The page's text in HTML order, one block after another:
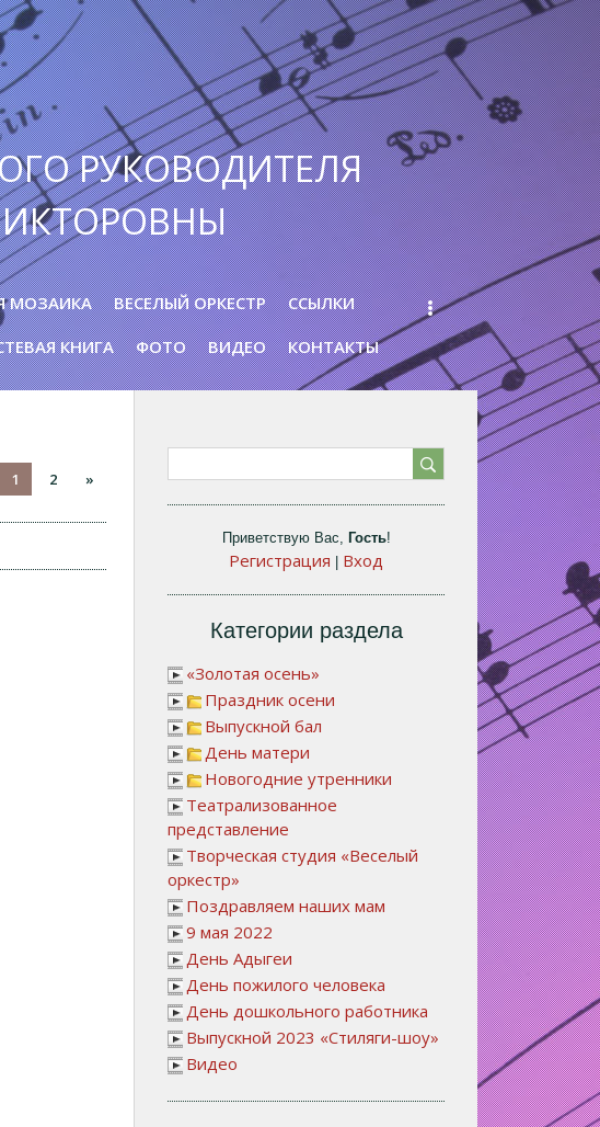
РУКОВОДИТЕЛЯ
МОЗАИКА ВЕСЕЛЫЙ ОРКЕСТР
ССЫЛКИ
КНИГА ФОТО ВИДЕО КОНТАКТЫ
1 2 »
Приветствую Вас, Гость!
Регистрация Вход
Категории раздела
«Золотая осень»
Праздник осени
Выпускной бал
День матери
Новогодние утренники
Театрализованное
представление
Творческая студия «Веселый
оркестр»
Поздравляем наших мам
9 мая 2022
День Адыгеи
День пожилого человека
День дошкольного работника
Выпускной 2023 «Стиляги-шоу»
Видео